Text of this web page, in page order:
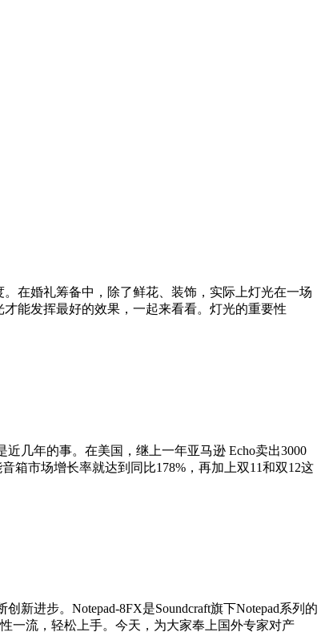
在婚礼筹备中，除了鲜花、装饰，实际上灯光在一场
才能发挥最好的效果，一起来看看。灯光的重要性
几年的事。在美国，继上一年亚马逊 Echo卖出3000
箱市场增长率就达到同比178%，再加上双11和双12这
新进步。Notepad-8FX是Soundcraft旗下Notepad系列的
一流，轻松上手。今天，为大家奉上国外专家对产